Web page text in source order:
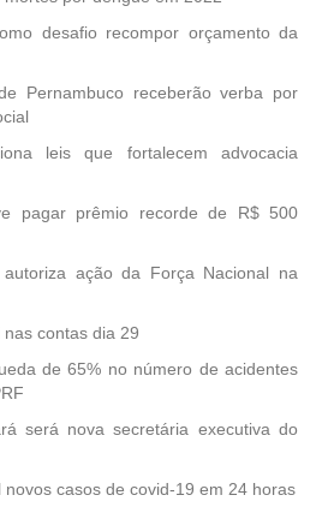
desafio recompor orçamento da
Pernambuco receberão verba por
leis que fortalecem advocacia
pagar prêmio recorde de R$ 500
ação da Força Nacional na
contas dia 29
de 65% no número de acidentes
será nova secretária executiva do
novos casos de covid-19 em 24 horas